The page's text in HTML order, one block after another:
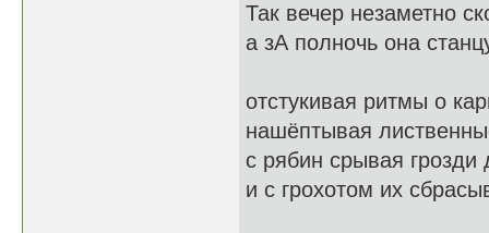
Так вечер незаметно
а зА полночь она
отстукивая ритмы о
нашёптывая
с рябин срывая грозди
и с грохотом их